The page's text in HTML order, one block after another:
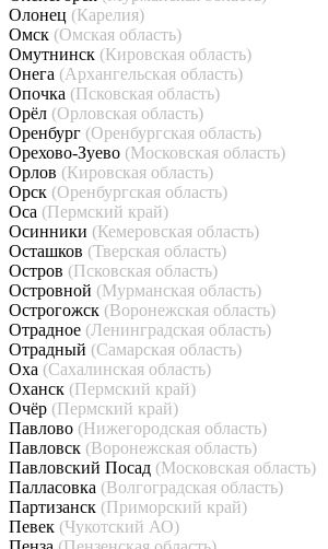
Олонец (Карелия)
Омск (Омская область)
Омутнинск (Кировская область)
Онега (Архангельская область)
Опочка (Псковская область)
Орёл (Орловская область)
Оренбург (Оренбургская область)
Орехово-Зуево (Московская область)
Орлов (Кировская область)
Орск (Оренбургская область)
Оса (Пермский край)
Осинники (Кемеровская область)
Осташков (Тверская область)
Остров (Псковская область)
Островной (Мурманская область)
Острогожск (Воронежская область)
Отрадное (Ленинградская область)
Отрадный (Самарская область)
Оха (Сахалинская область)
Оханск (Пермский край)
Очёр (Пермский край)
Павлово (Нижегородская область)
Павловск (Воронежская область)
Павловский Посад (Московская область)
Палласовка (Волгоградская область)
Партизанск (Приморский край)
Певек (Чукотский АО)